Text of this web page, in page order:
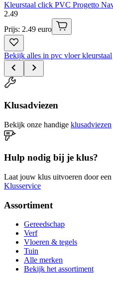
Kleurstaal click PVC Progetto
2.49
Prijs: 2.49 euro
Bekijk alles in pvc vloer kleurstaal
Klusadviezen
Bekijk onze handige klusadviezen
Hulp nodig bij je klus?
Laat jouw klus uitvoeren door
Klusservice
Assortiment
Gereedschap
Verf
Vloeren & tegels
Tuin
Alle merken
Bekijk het assortiment